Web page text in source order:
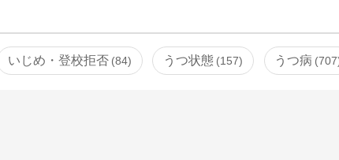
いじめ・登校拒否 84 うつ状態 157 うつ病 707